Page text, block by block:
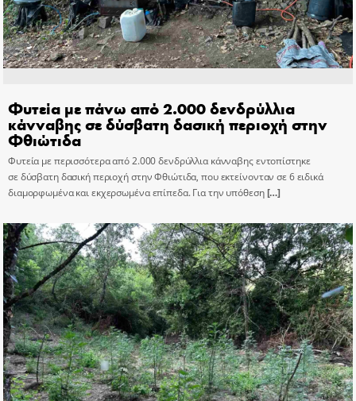
Φυτεία με πάνω από 2.000 δενδρύλλια
κάνναβης σε δύσβατη δασική περιοχή στην
Φθιώτιδα
Φυτεία με περισσότερα από 2.000 δενδρύλλια κάνναβης εντοπίστηκε
σε δύσβατη δασική περιοχή στην Φθιώτιδα, που εκτείνονταν σε 6 ειδικά
διαμορφωμένα και εκχερσωμένα επίπεδα. Για την υπόθεση[…]